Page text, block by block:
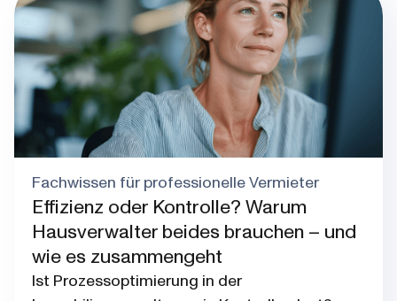
Fachwissen für professionelle Vermieter
Effizienz oder Kontrolle? Warum
Hausverwalter beides brauchen – und
wie es zusammengeht
Ist Prozessoptimierung in der